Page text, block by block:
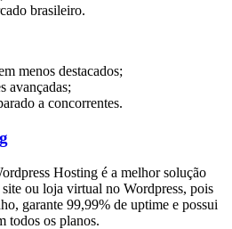
brasileiro.
menos destacados;
avançadas;
a concorrentes.
Hosting é a melhor solução
ou loja virtual no Wordpress, pois
garante 99,99% de uptime e possui
todos os planos.